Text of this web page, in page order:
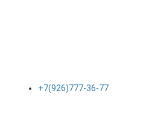
+7(926)777-36-77